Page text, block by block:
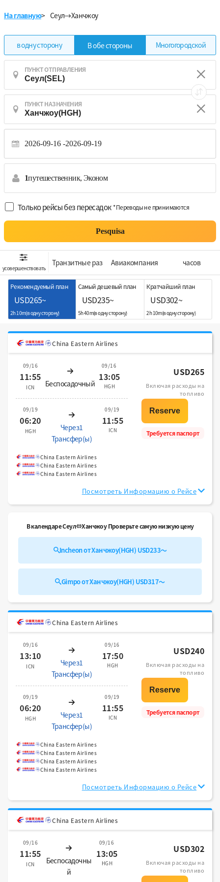
На главную> Сеул→Ханчжоу
в одну сторону В обе стороны Многогородской
ПУНКТ ОТПРАВЛЕНИЯ
ПУНКТ НАЗНАЧЕНИЯ
2026-09-16 2026-09-19
1путешественник, Эконом
Только рейсы без пересадок *Переводы не принимаются
Pesquisa
усовершенствовать
Транзитные раз Aвиакомпания часов
Рекомендуемый план
USD265~
2h 10m(в одну сторону)
Самый дешевый план
USD235~
5h 40m(в одну сторону)
Кратчайший план
USD302~
2h 10m(в одну сторону)
China Eastern Airlines
09/16
11:55
ICN Беспосадочный
09/16
13:05
HGH
09/19
06:20
HGH
Через1
Трансфер(ы)
09/19
11:55
ICN
USD265
Включая расходы на
топливо
Требуется паспорт
China Eastern Airlines
China Eastern Airlines
China Eastern Airlines
Посмотреть Информацию о Рейсе
В календаре Сеул⇔Ханчжоу Проверьте самую низкую цену
Incheon от Ханчжоу(HGH) USD233～
Gimpo от Ханчжоу(HGH) USD317～
China Eastern Airlines
09/16
13:10
ICN
Через1
Трансфер(ы)
09/16
17:50
HGH
09/19
06:20
HGH
Через1
Трансфер(ы)
09/19
11:55
ICN
USD240
Включая расходы на
топливо
Требуется паспорт
China Eastern Airlines
China Eastern Airlines
China Eastern Airlines
China Eastern Airlines
Посмотреть Информацию о Рейсе
China Eastern Airlines
09/16
11:55
ICN
Беспосадочны
й
09/16
13:05
HGH
USD302
Включая расходы на
топливо